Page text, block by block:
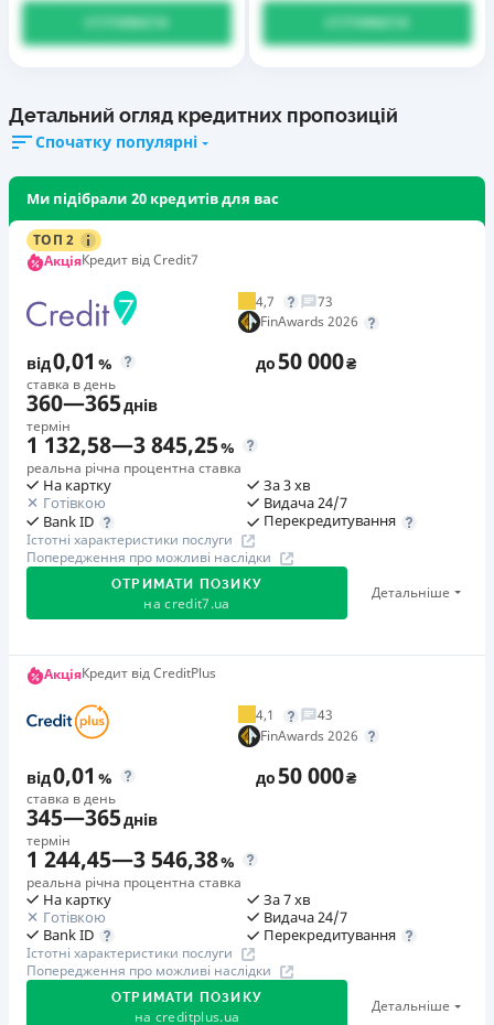
ОТРИМАТИ ОТРИМАТИ
Детальний огляд кредитних пропозицій
Спочатку популярні
Ми підібрали 20 кредитів для вас
ТОП 2
АкціяКредит від Credit7
4,7
73
FinAwards 2026
від0,01 %
ставка в день
до50 000₴
360—365днів
термін
1 132,58—3 845,25%
реальна річна процентна ставка
На картку
Готівкою
Bank ID
За 3 хв
Видача 24/7
Перекредитування
Істотні характеристики послуги
Попередження про можливі наслідки
ОТРИМАТИ ПОЗИКУ
на credit7.ua
Детальніше
Акція: «Кешбек за друга»
Коли друг реєструється та отримує перший кредит
(від 1000 грн), клієнт автоматично отримує 400 грн
кешбеку. Акція триває до 10.12.2026
🥉 Бронза FinAwards 2026
Бронзовий призер FinAwards 2026 «Найкраща програма
лояльності»
Перший займ
вiд 0,01%/день до 30 000 ₴
Повторний займ
вiд 0,95%/день до 50 000 ₴
Додаткова комісія за дострокове погашення
АкціяКредит від CreditPlus
4,1
43
FinAwards 2026
від0,01 %
ставка в день
до50 000₴
345—365днів
термін
1 244,45—3 546,38%
реальна річна процентна ставка
На картку
Готівкою
Bank ID
За 7 хв
Видача 24/7
Перекредитування
Істотні характеристики послуги
Попередження про можливі наслідки
ОТРИМАТИ ПОЗИКУ
на creditplus.ua
Детальніше